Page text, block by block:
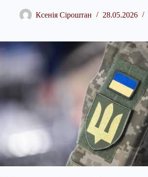
Ксенія Сіроштан 28.05.2026